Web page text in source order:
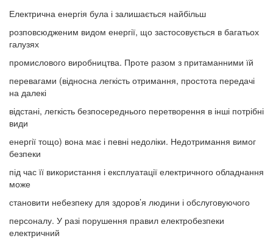
Електрична енергія була і залишається найбільш
розповсюдженим видом енергії, що застосовується в багатьох
галузях
промислового виробництва. Проте разом з притаманними їй
перевагами (відносна легкість отримання, простота передачі
на далекі
відстані, легкість безпосереднього перетворення в інші потрібні
види
енергії тощо) вона має і певні недоліки. Недотримання вимог
безпеки
під час її використання і експлуатації електричного обладнання
може
становити небезпеку для здоров’я людини і обслуговуючого
персоналу. У разі порушення правил електробезпеки
електричний